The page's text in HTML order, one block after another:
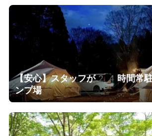
【安心】スタッフが24時間常駐
ンプ場